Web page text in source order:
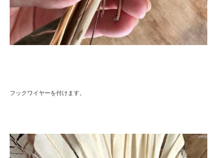
フックワイヤーを付けます。